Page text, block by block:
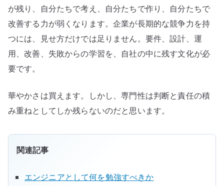
が残り、自分たちで考え、自分たちで作り、自分たちで
改善する力が弱くなります。企業が長期的な競争力を持
つには、見せ方だけでは足りません。要件、設計、運
用、改善、失敗からの学習を、自社の中に残す文化が必
要です。
華やかさは買えます。しかし、専門性は判断と責任の積
み重ねとしてしか残らないのだと思います。
関連記事
エンジニアとして何を勉強すべきか